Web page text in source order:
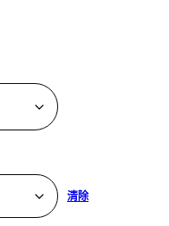
清除